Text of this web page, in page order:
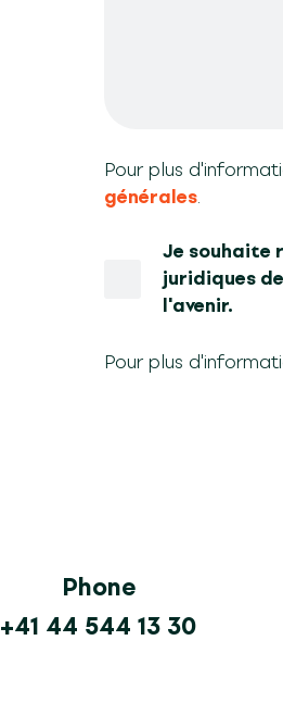
Pour plus
générales.
Je souhaite
juridiques
l'avenir.
Pour plus
Phone
+41 44 544 13 30